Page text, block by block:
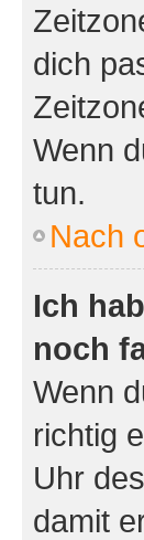
dich
Wenn
tun.
Nach
Ich
noch
Wenn
richtig
Uhr
damit